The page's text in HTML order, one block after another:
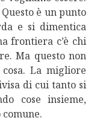
è un punto
e si dimentica
frontiera c’è chi
Ma questo non
La migliore
di cui tanto si
cose insieme,